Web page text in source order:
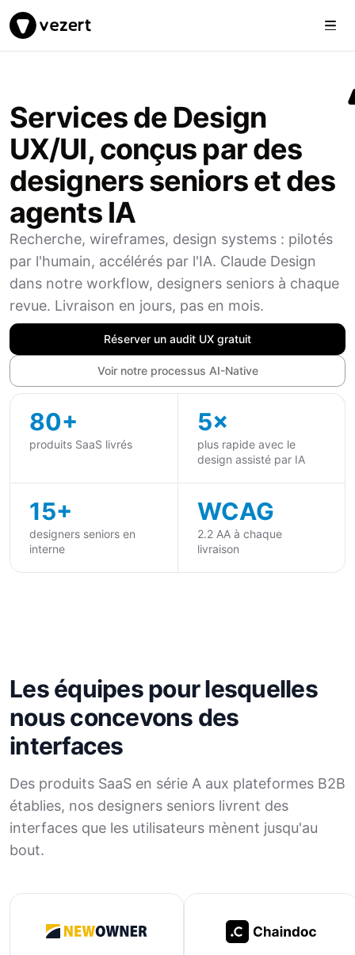
Vezert
Services de Design
UX/UI, conçus par des
designers seniors et des
agents IA
Recherche, wireframes, design systems : pilotés
par l'humain, accélérés par l'IA. Claude Design
dans notre workflow, designers seniors à chaque
revue. Livraison en jours, pas en mois.
Réserver un audit UX gratuit
Voir notre processus AI-Native
80+
produits SaaS livrés
5×
plus rapide avec le
design assisté par IA
15+
designers seniors en
interne
WCAG
2.2 AA à chaque
livraison
Les équipes pour lesquelles
nous concevons des
interfaces
Des produits SaaS en série A aux plateformes B2B
établies, nos designers seniors livrent des
interfaces que les utilisateurs mènent jusqu'au
bout.